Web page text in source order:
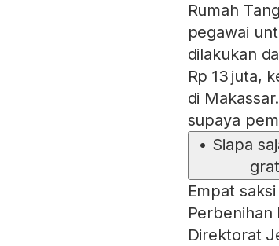
Rumah
pegawai
dilakukan
Rp 13 juta,
di
supaya
• Siapa
Empat
Direktorat